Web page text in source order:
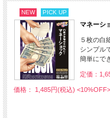
NEW PICK UP
マネーシ
５枚の白
シンプル
簡単にで
定価：
価格： 1,485円(税込) <10%OFF>